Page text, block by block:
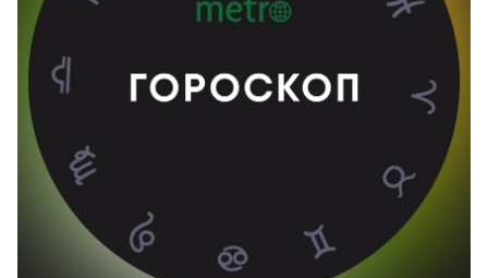
Спецпроекты
Звезды